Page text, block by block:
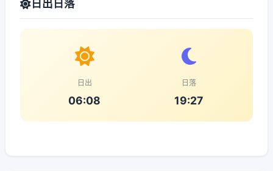
日出日落
日出
06:08
日落
19:27